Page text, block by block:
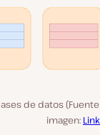
de datos
imagen: